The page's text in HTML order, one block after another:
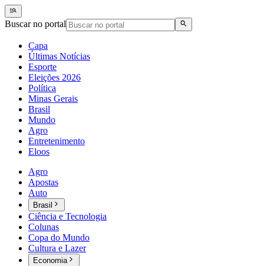
Buscar no portal
Capa
Últimas Notícias
Esporte
Eleições 2026
Política
Minas Gerais
Brasil
Mundo
Agro
Entretenimento
Eloos
Agro
Apostas
Auto
Brasil
Ciência e Tecnologia
Colunas
Copa do Mundo
Cultura e Lazer
Economia